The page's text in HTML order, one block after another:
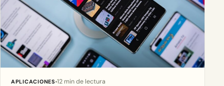
APLICACIONES 12 min de lectura